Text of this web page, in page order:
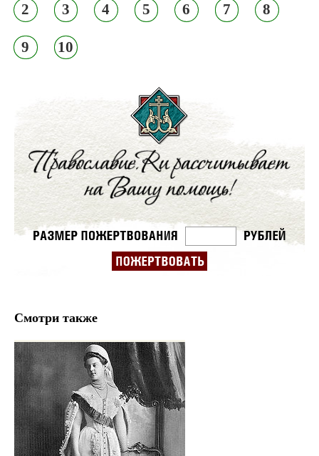
2 3 4 5 6 7 8
9 10
Смотри также